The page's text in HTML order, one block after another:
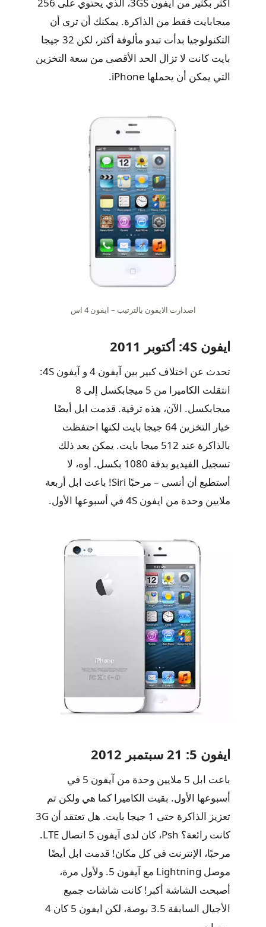
أكثر بكثير من آيفون 3GS، الذي يحتوي على 256
ميجابايت فقط من الذاكرة. يمكنك أن ترى أن
التكنولوجيا بدأت تبدو مألوفة أكثر، لكن 32 جيجا
بايت كانت لا تزال الحد الأقصى من سعة التخزين
التي يمكن أن يحملها iPhone.
اصدارت الايفون بالترتيب – ايفون 4 اس
ايفون 4S: أكتوبر 2011
تحدث عن اختلاف كبير بين آيفون 4 و آيفون 4S:
انتقلت الكاميرا من 5 ميجابكسل إلى 8
ميجابكسل. الآن، هذه ترقية. قدمت ابل أيضًا
خيار التخزين 64 جيجا بايت لكنها احتفظت
بالذاكرة عند 512 ميجا بايت. يمكن بعد ذلك
تسجيل الفيديو بدقة 1080 بكسل. أوه، لا
أستطيع أن أنسى – مرحبًا Siri! باعت ابل أربعة
ملايين وحدة من ايفون 4S في أسبوعها الأول.
ايفون 5: 21 سبتمبر 2012
باعت ابل 5 ملايين وحدة من آيفون 5 في
أسبوعها الأول. بقيت الكاميرا كما هي ولكن تم
تعزيز الذاكرة حتى 1 جيجا بايت. هل تعتقد أن 3G
كانت رائعة؟ Psh، كان لدى آيفون 5 اتصال LTE.
مرحبًا، الإنترنت في كل مكان! قدمت ابل أيضًا
موصل Lightning مع آيفون 5. ولأول مرة،
أصبحت الشاشة أكبر! كانت شاشات جميع
الأجيال السابقة 3.5 بوصة، لكن ايفون 5 كان 4